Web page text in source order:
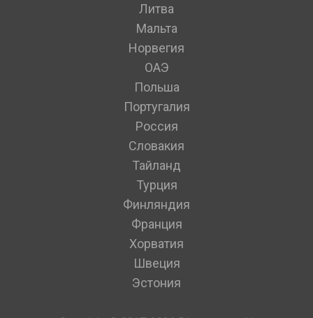
Литва
Мальта
Норвегия
ОАЭ
Польша
Португалия
Россия
Словакия
Тайланд
Турция
Финляндия
Франция
Хорватия
Швеция
Эстония